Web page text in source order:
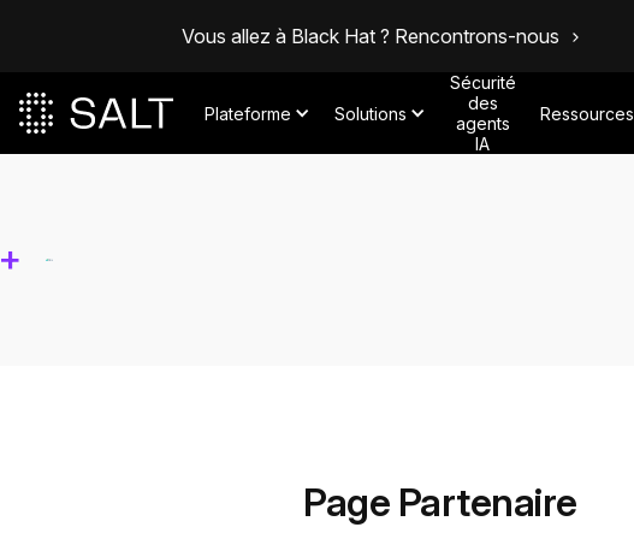
Vous allez à Black Hat ? Rencontrons-nous
Plateforme Solutions
Sécurité
des
agents
IA
Ressources
Page Partenaire